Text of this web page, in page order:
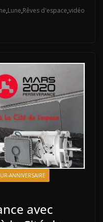
,Lune,Rêves d'espace,vidéo
ANNIVERSAIRE
avec